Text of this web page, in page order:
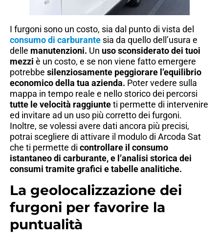
I furgoni sono un costo, sia dal punto di vista del
consumo di carburante sia da quello dell’usura e
delle manutenzioni. Un uso sconsiderato dei tuoi
mezzi è un costo, e se non viene fatto emergere
potrebbe silenziosamente peggiorare l’equilibrio
economico della tua azienda. Poter vedere sulla
mappa in tempo reale e nello storico dei percorsi
tutte le velocità raggiunteti permette di intervenire
ed invitare ad un uso più corretto dei furgoni.
Inoltre, se volessi avere dati ancora più precisi,
potrai scegliere di attivare il modulo di Arcoda Sat
che ti permette di controllare il consumo
istantaneo di carburante, e l’analisi storica dei
consumi tramite grafici e tabelle analitiche.
La geolocalizzazione dei
furgoni per favorire la
puntualità